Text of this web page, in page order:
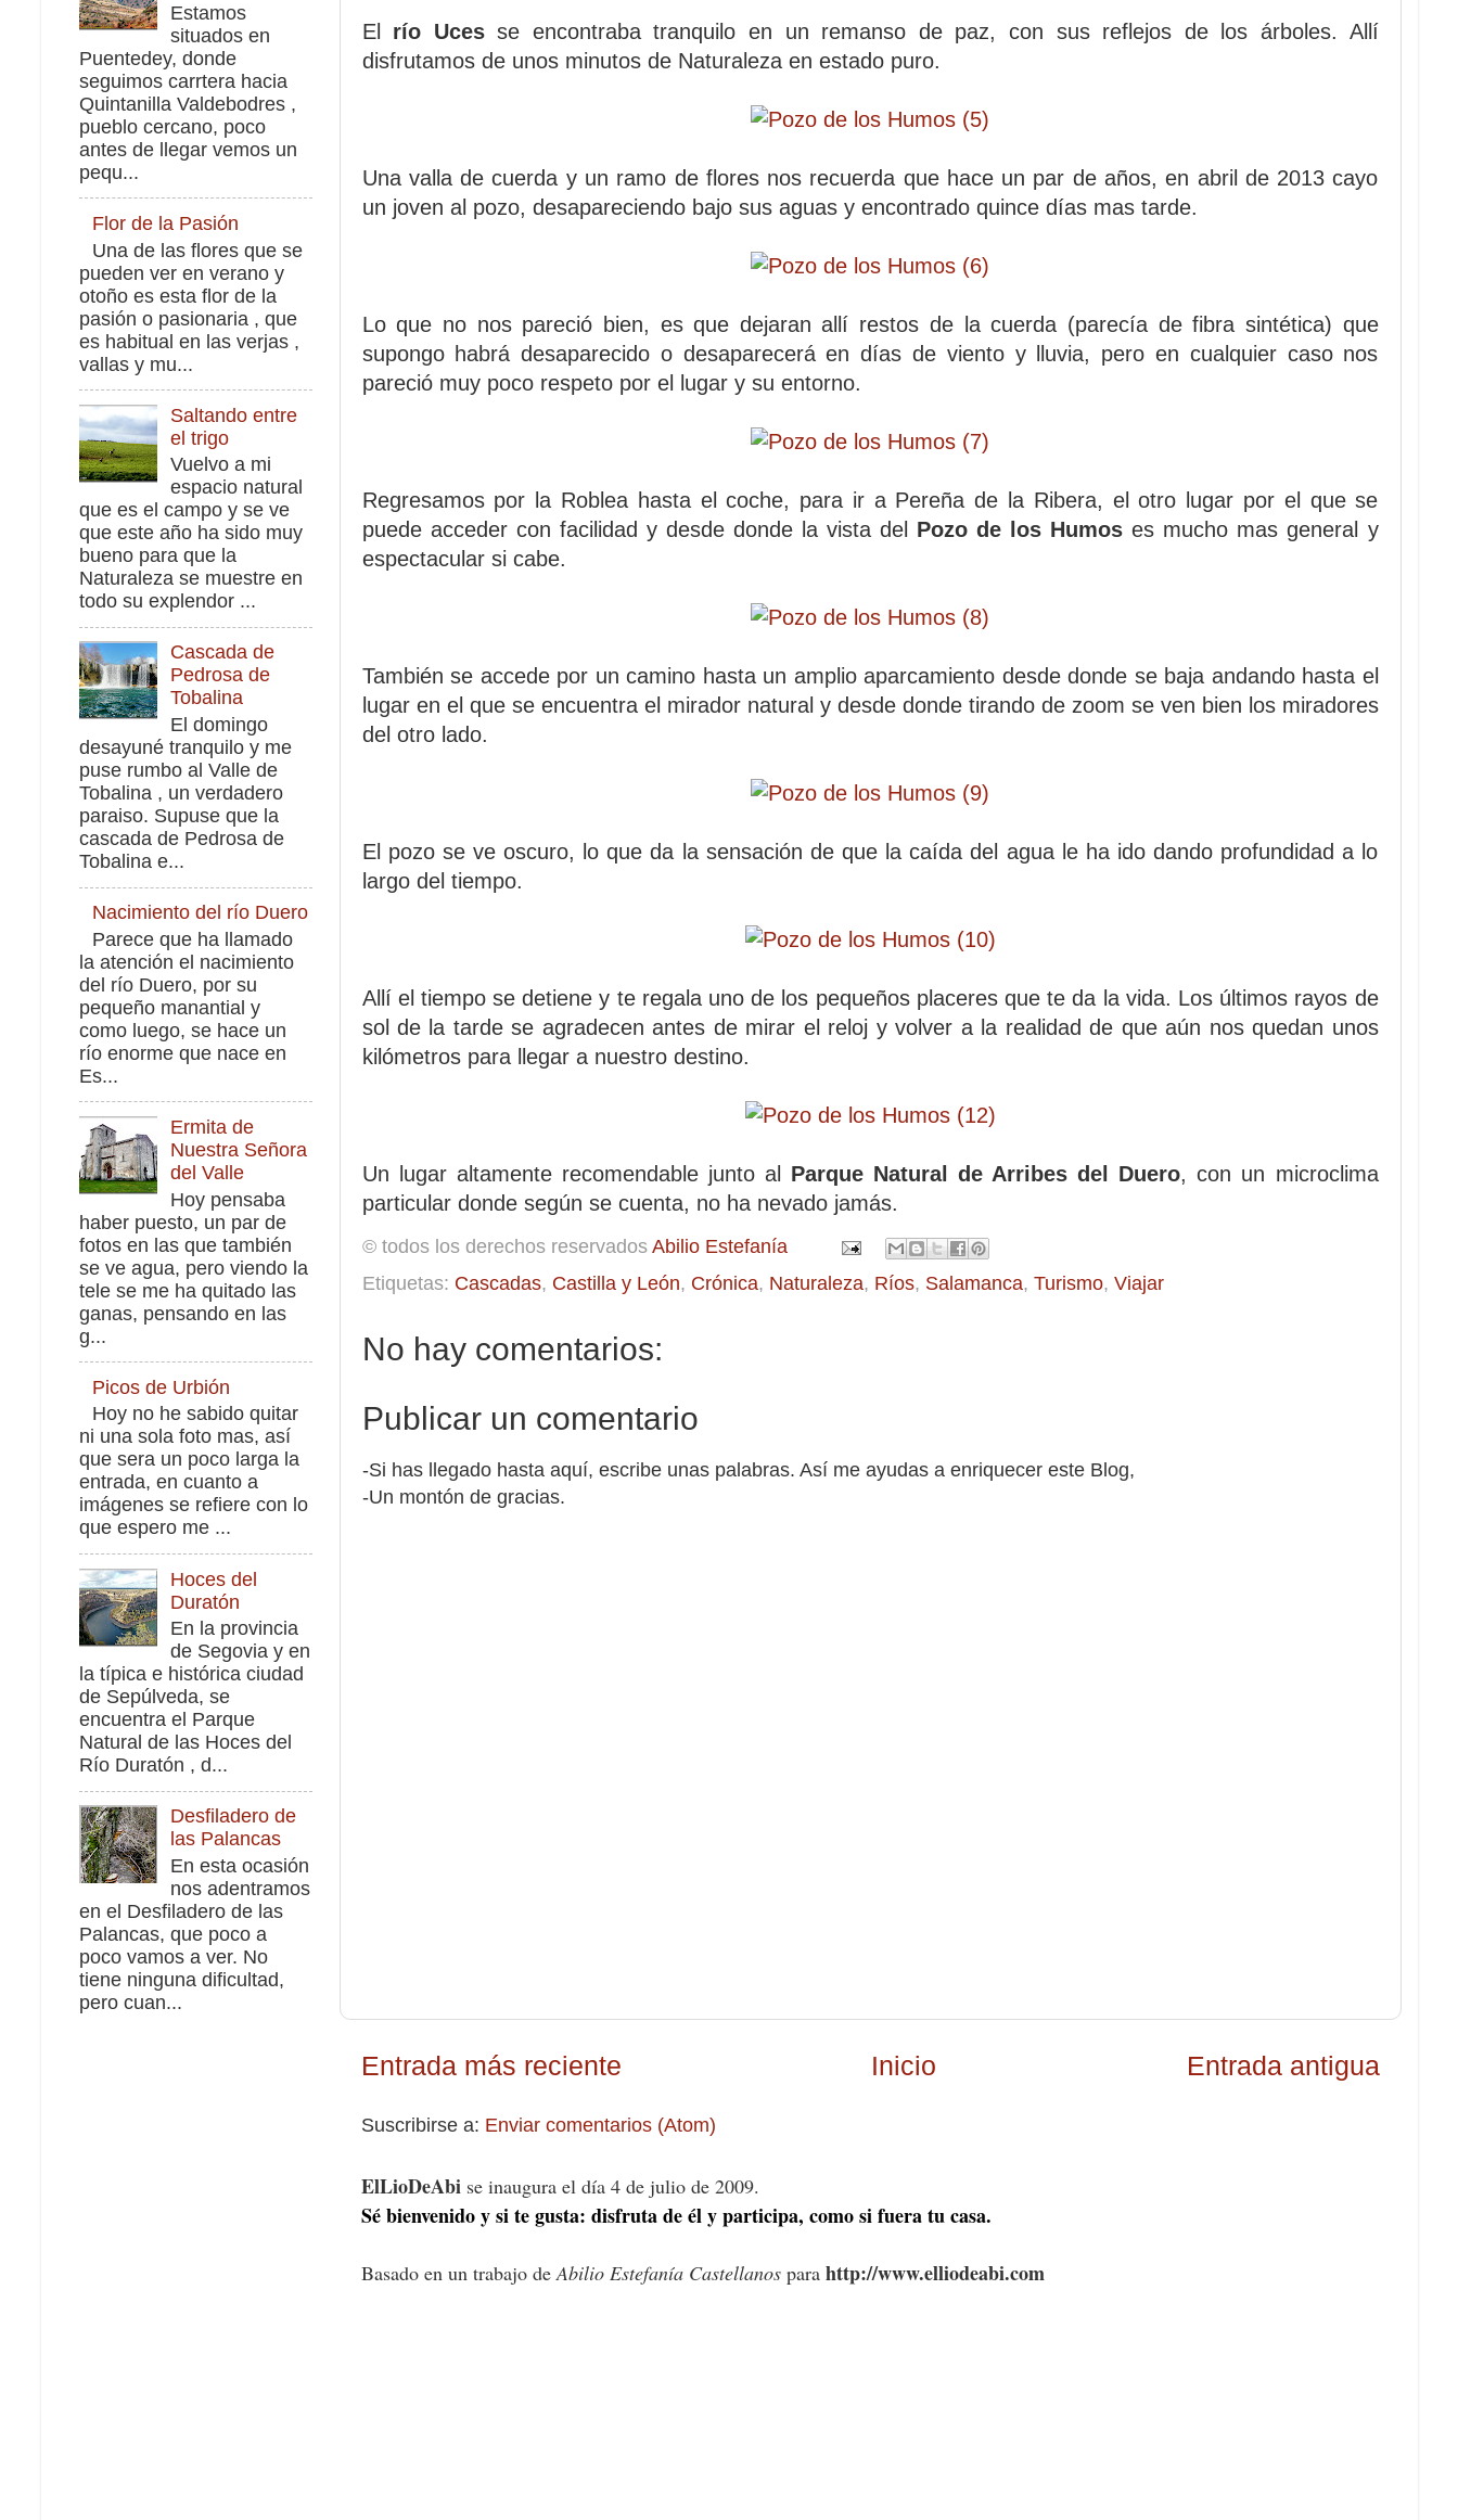
El río Ucesse encontraba tranquilo en un remanso de paz, con sus reflejos de los árboles. Allí
disfrutamos de unos minutos de Naturaleza en estado puro.
Una valla de cuerda y un ramo de flores nos recuerda que hace un par de años, en abril de 2013 cayo
un joven al pozo, desapareciendo bajo sus aguas y encontrado quince días mas tarde.
Lo que no nos pareció bien, es que dejaran allí restos de la cuerda (parecía de fibra sintética) que
supongo habrá desaparecido o desaparecerá en días de viento y lluvia, pero en cualquier caso nos
pareció muy poco respeto por el lugar y su entorno.
Regresamos por la Roblea hasta el coche, para ir a Pereña de la Ribera, el otro lugar por el que se
puede acceder con facilidad y desde donde la vista del Pozo de los Humos es mucho mas general y
espectacular si cabe.
También se accede por un camino hasta un amplio aparcamiento desde donde se baja andando hasta el
lugar en el que se encuentra el mirador natural y desde donde tirando de zoom se ven bien los miradores
del otro lado.
El pozo se ve oscuro, lo que da la sensación de que la caída del agua le ha ido dando profundidad a lo
largo del tiempo.
Allí el tiempo se detiene y te regala uno de los pequeños placeres que te da la vida. Los últimos rayos de
sol de la tarde se agradecen antes de mirar el reloj y volver a la realidad de que aún nos quedan unos
kilómetros para llegar a nuestro destino.
Un lugar altamente recomendable junto al Parque Natural de Arribes del Duero, con un microclima
particular donde según se cuenta, no ha nevado jamás.
© todos los derechos reservados Abilio Estefanía
Etiquetas: Cascadas, Castilla y León, Crónica, Naturaleza, Ríos, Salamanca, Turismo, Viajar
No hay comentarios:
Publicar un comentario
-Si has llegado hasta aquí, escribe unas palabras. Así me ayudas a enriquecer este Blog,
-Un montón de gracias.
Entrada más reciente Entrada antigua
Inicio
Suscribirse a: Enviar comentarios (Atom)
ElLioDeAbise inaugura el día 4 de julio de 2009.
Sé bienvenido y si te gusta: disfruta de él y participa, como si fuera tu casa.
Basado en un trabajo deAbilio Estefanía Castellanospara http://www.elliodeabi.com
Estamos
situados en
Puentedey, donde
seguimos carrtera hacia
Quintanilla Valdebodres ,
pueblo cercano, poco
antes de llegar vemos un
pequ...
Flor de la Pasión
Una de las flores que se
pueden ver en verano y
otoño es esta flor de la
pasión o pasionaria , que
es habitual en las verjas ,
vallas y mu...
Saltando entre
el trigo
Vuelvo a mi
espacio natural
que es el campo y se ve
que este año ha sido muy
bueno para que la
Naturaleza se muestre en
todo su explendor ...
Cascada de
Pedrosa de
Tobalina
El domingo
desayuné tranquilo y me
puse rumbo al Valle de
Tobalina , un verdadero
paraiso. Supuse que la
cascada de Pedrosa de
Tobalina e...
Nacimiento del río Duero
Parece que ha llamado
la atención el nacimiento
del río Duero, por su
pequeño manantial y
como luego, se hace un
río enorme que nace en
Es...
Ermita de
Nuestra Señora
del Valle
Hoy pensaba
haber puesto, un par de
fotos en las que también
se ve agua, pero viendo la
tele se me ha quitado las
ganas, pensando en las
g...
Picos de Urbión
Hoy no he sabido quitar
ni una sola foto mas, así
que sera un poco larga la
entrada, en cuanto a
imágenes se refiere con lo
que espero me ...
Hoces del
Duratón
En la provincia
de Segovia y en
la típica e histórica ciudad
de Sepúlveda, se
encuentra el Parque
Natural de las Hoces del
Río Duratón , d...
Desfiladero de
las Palancas
En esta ocasión
nos adentramos
en el Desfiladero de las
Palancas, que poco a
poco vamos a ver. No
tiene ninguna dificultad,
pero cuan...